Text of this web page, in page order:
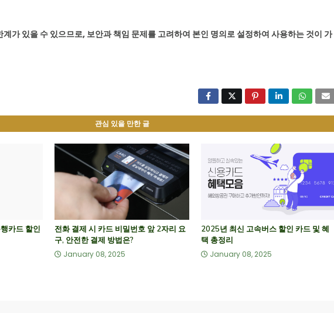
가 있을 수 있으므로, 보안과 책임 문제를 고려하여 본인 명의로 설정하여 사용하는 것이 가
관심 있을 만한 글
카드 할인
전화 결제 시 카드 비밀번호 앞 2자리 요
구, 안전한 결제 방법은?
January 08, 2025
2025년 최신 고속버스 할인 카드 및 혜
택 총정리
January 08, 2025